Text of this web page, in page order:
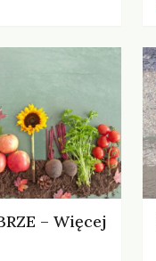
projekt
i zwierząt,
łowiectwa w
– Więcej